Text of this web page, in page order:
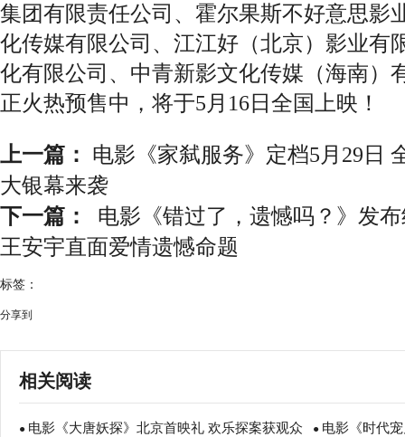
集团有限责任公司、霍尔果斯不好意思影
化传媒有限公司、江江好（北京）影业有
化有限公司、中青新影文化传媒（海南）
正火热预售中，将于5月16日全国上映！
上一篇： 电影《家弑服务》定档5月29日
大银幕来袭
下一篇：
电影《错过了，遗憾吗？》发
王安宇直面爱情遗憾命题
标签：
分享到
相关阅读
● 电影《大唐妖探》北京首映礼 欢乐探案获观众 ● 电影《时代